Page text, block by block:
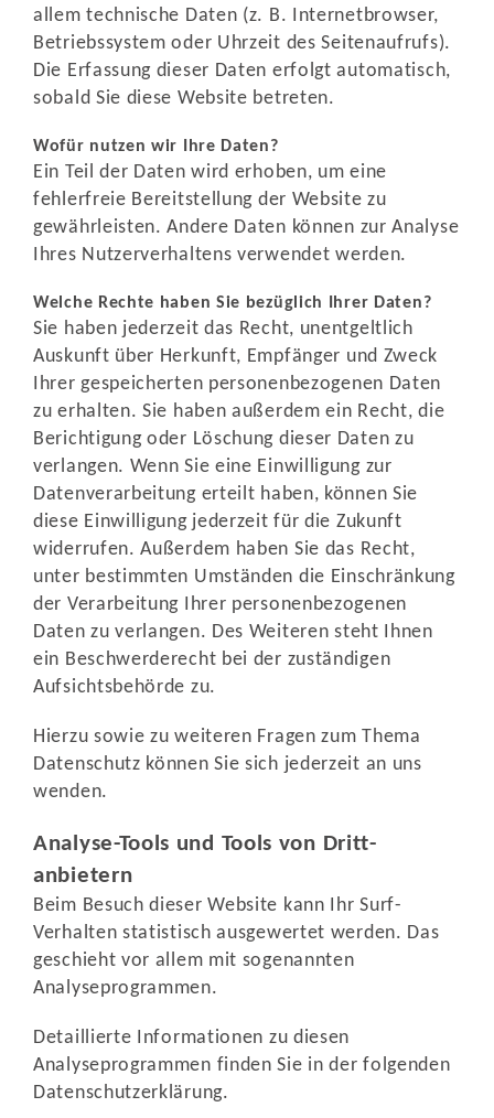
allem technische Daten (z. B. Internetbrowser,
Betriebssystem oder Uhrzeit des Seitenaufrufs).
Die Erfassung dieser Daten erfolgt automatisch,
sobald Sie diese Website betreten.
Wofür nutzen wir Ihre Daten?
Ein Teil der Daten wird erhoben, um eine
fehlerfreie Bereitstellung der Website zu
gewährleisten. Andere Daten können zur Analyse
Ihres Nutzerverhaltens verwendet werden.
Welche Rechte haben Sie bezüglich Ihrer Daten?
Sie haben jederzeit das Recht, unentgeltlich
Auskunft über Herkunft, Empfänger und Zweck
Ihrer gespeicherten personenbezogenen Daten
zu erhalten. Sie haben außerdem ein Recht, die
Berichtigung oder Löschung dieser Daten zu
verlangen. Wenn Sie eine Einwilligung zur
Datenverarbeitung erteilt haben, können Sie
diese Einwilligung jederzeit für die Zukunft
widerrufen. Außerdem haben Sie das Recht,
unter bestimmten Umständen die Einschränkung
der Verarbeitung Ihrer personenbezogenen
Daten zu verlangen. Des Weiteren steht Ihnen
ein Beschwerderecht bei der zuständigen
Aufsichtsbehörde zu.
Hierzu sowie zu weiteren Fragen zum Thema
Datenschutz können Sie sich jederzeit an uns
wenden.
Analyse-Tools und Tools von Dritt­
anbietern
Beim Besuch dieser Website kann Ihr Surf-
Verhalten statistisch ausgewertet werden. Das
geschieht vor allem mit sogenannten
Analyseprogrammen.
Detaillierte Informationen zu diesen
Analyseprogrammen finden Sie in der folgenden
Datenschutzerklärung.